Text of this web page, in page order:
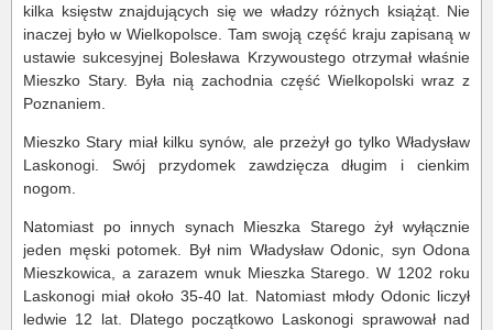
kilka księstw znajdujących się we władzy różnych książąt. Nie
inaczej było w Wielkopolsce. Tam swoją część kraju zapisaną w
ustawie sukcesyjnej Bolesława Krzywoustego otrzymał właśnie
Mieszko Stary. Była nią zachodnia część Wielkopolski wraz z
Poznaniem.
Mieszko Stary miał kilku synów, ale przeżył go tylko Władysław
Laskonogi. Swój przydomek zawdzięcza długim i cienkim
nogom.
Natomiast po innych synach Mieszka Starego żył wyłącznie
jeden męski potomek. Był nim Władysław Odonic, syn Odona
Mieszkowica, a zarazem wnuk Mieszka Starego. W 1202 roku
Laskonogi miał około 35-40 lat. Natomiast młody Odonic liczył
ledwie 12 lat. Dlatego początkowo Laskonogi sprawował nad